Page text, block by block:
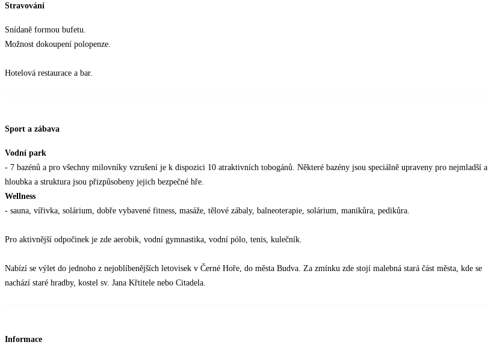
Stravování
Snídaně formou bufetu.
Možnost dokoupení polopenze.
Hotelová restaurace a bar.
Sport a zábava
Vodní park
- 7 bazénů a pro všechny milovníky vzrušení je k dispozici 10 atraktivních tobogánů. Některé bazény jsou speciálně upraveny pro nejmladší a
hloubka a struktura jsou přizpůsobeny jejich bezpečné hře.
Wellness
- sauna, vířivka, solárium, dobře vybavené fitness, masáže, tělové zábaly, balneoterapie, solárium, manikůra, pedikůra.
Pro aktivnější odpočinek je zde aerobik, vodní gymnastika, vodní pólo, tenis, kulečník.
Nabízí se výlet do jednoho z nejoblíbenějších letovisek v Černé Hoře, do města Budva. Za zmínku zde stojí malebná stará část města, kde se
nachází staré hradby, kostel sv. Jana Křtitele nebo Citadela.
Informace